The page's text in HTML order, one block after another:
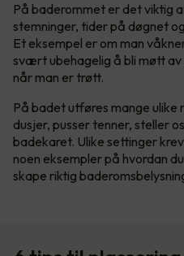
På baderommet er det viktig
stemninger, tider på døgnet
Et eksempel er om man
svært ubehagelig å bli møtt
når man er trøtt.
På badet utføres mange ulike
dusjer, pusser tenner, steller
badekaret. Ulike settinger
noen eksempler på hvordan
skape riktig